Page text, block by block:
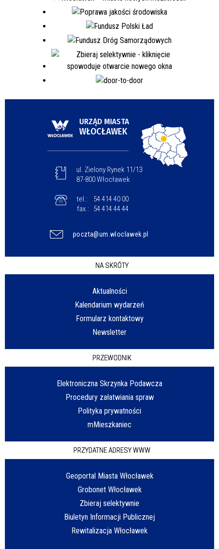
URZĄD MIASTA
WŁOCŁAWEK
ul. Zielony Rynek 11/13
87-800 Włocławek
tel.:
54 414 40 00
fax.:
54 414 44 44
poczta@um.wloclawek.pl
NA SKRÓTY
Aktualności
Kalendarium wydarzeń
Formularz kontaktowy
Newsletter
PRZEWODNIK
Elektroniczna Skrzynka Podawcza
Procedury załatwiania spraw
Polityka prywatności
mMieszkaniec
PRZYDATNE ADRESY WWW
Geoportal Miasta Włocławek
Grobonet Włocławek
Zbieraj selektywnie
Biuletyn Informacji Publicznej
Rewitalizacja Włocławek